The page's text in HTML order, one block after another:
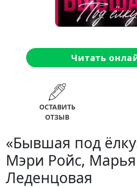
Читать
ОСТАВИТЬ
ОТЗЫВ
«Бывшая под
Мэри Ройс, Марья
Леденцовая